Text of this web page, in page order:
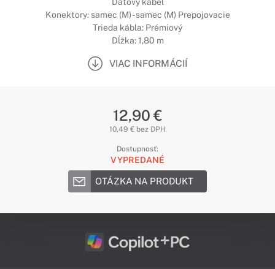
Konektory: samec (M) - samec (M) Prepojovacie
Trieda kábla: Prémiový
Dĺžka: 1,80 m
VIAC INFORMÁCIÍ
12,90 €
10,49 € bez DPH
Dostupnosť:
VYPREDANÉ
OTÁZKA NA PRODUKT